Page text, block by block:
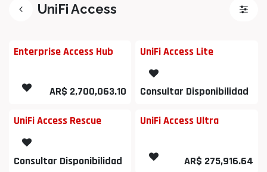
UniFi Access
Enterprise Access Hub
AR$ 2,700,063.10
UniFi Access Lite
Consultar Disponibilidad
UniFi Access Rescue
Consultar Disponibilidad
UniFi Access Ultra
AR$ 275,916.64